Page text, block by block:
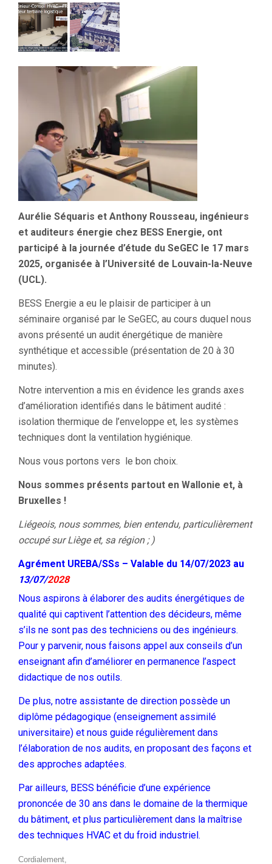
Aurélie Séquaris et Anthony Rousseau, ingénieurs
et auditeurs énergie chez BESS Energie, ont
participé à la journée d’étude du SeGEC le 17 mars
2025, organisée à l’Université de Louvain-la-Neuve
(UCL).
BESS Energie a eu le plaisir de participer à un
séminaire organisé par le SeGEC, au cours duquel nous
avons présenté un audit énergétique de manière
synthétique et accessible (présentation de 20 à 30
minutes).
Notre intervention a mis en évidence les grands axes
d’amélioration identifiés dans le bâtiment audité :
isolation thermique de l’enveloppe et, les systèmes
techniques dont la ventilation hygiénique.
Nous vous portons vers le bon choix.
Nous sommes présents partout en Wallonie et, à
Bruxelles !
Liégeois, nous sommes, bien entendu, particulièrement
occupé sur Liège et, sa région ; )
Agrément UREBA/SSs – Valable du 14/07/2023 au
13/07/2028
Nous aspirons à élaborer des audits énergétiques de
qualité qui captivent l’attention des décideurs, même
s’ils ne sont pas des techniciens ou des ingénieurs.
Pour y parvenir, nous faisons appel aux conseils d’un
enseignant afin d’améliorer en permanence l’aspect
didactique de nos outils.
De plus, notre assistante de direction possède un
diplôme pédagogique (enseignement assimilé
universitaire) et nous guide régulièrement dans
l’élaboration de nos audits, en proposant des façons et
des approches adaptées.
Par ailleurs, BESS bénéficie d’une expérience
prononcée de 30 ans dans le domaine de la thermique
du bâtiment, et plus particulièrement dans la maîtrise
des techniques HVAC et du froid industriel.
Cordialement,